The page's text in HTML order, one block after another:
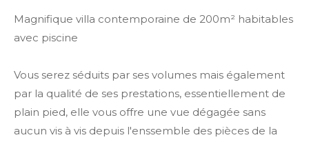
Magnifique villa contemporaine de 200m² habitables
avec piscine
Vous serez séduits par ses volumes mais également
par la qualité de ses prestations, essentiellement de
plain pied, elle vous offre une vue dégagée sans
aucun vis à vis depuis l'enssemble des pièces de la